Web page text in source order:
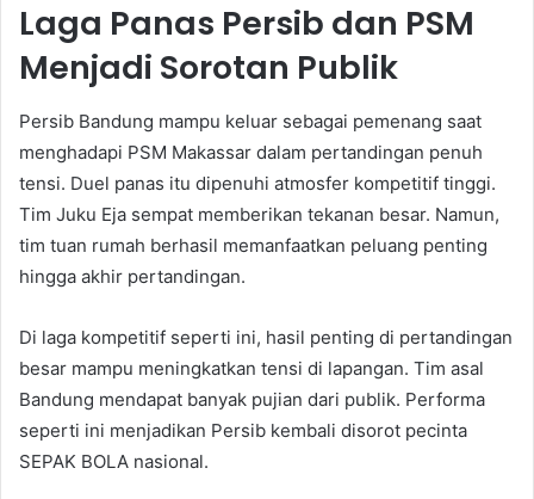
Laga Panas Persib dan PSM
Menjadi Sorotan Publik
Persib Bandung mampu keluar sebagai pemenang saat
menghadapi PSM Makassar dalam pertandingan penuh
tensi. Duel panas itu dipenuhi atmosfer kompetitif tinggi.
Tim Juku Eja sempat memberikan tekanan besar. Namun,
tim tuan rumah berhasil memanfaatkan peluang penting
hingga akhir pertandingan.
Di laga kompetitif seperti ini, hasil penting di pertandingan
besar mampu meningkatkan tensi di lapangan. Tim asal
Bandung mendapat banyak pujian dari publik. Performa
seperti ini menjadikan Persib kembali disorot pecinta
SEPAK BOLA nasional.